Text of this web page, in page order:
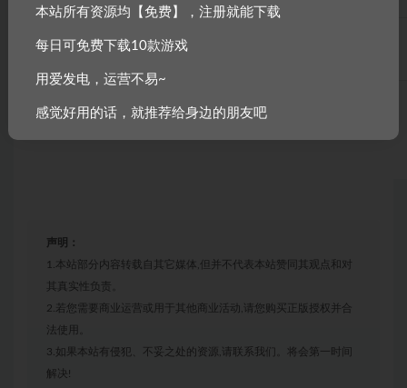
显卡
存储空间 暂未公布
声明：
1.本站部分内容转载自其它媒体,但并不代表本站赞同其观点和对
其真实性负责。
2.若您需要商业运营或用于其他商业活动,请您购买正版授权并合
法使用。
3.如果本站有侵犯、不妥之处的资源,请联系我们。将会第一时间
解决!
本站所有资源均【免费】，注册就能下载
每日可免费下载10款游戏
用爱发电，运营不易~
感觉好用的话，就推荐给身边的朋友吧